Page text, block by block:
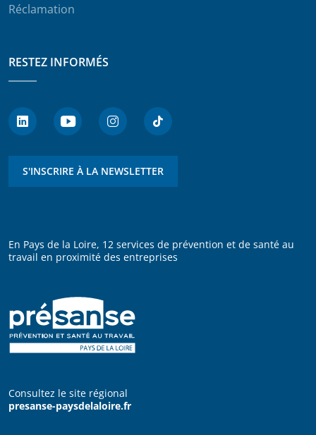
Réclamation
RESTEZ INFORMÉS
S'INSCRIRE À LA NEWSLETTER
En Pays de la Loire, 12 services de prévention et de santé au
travail en proximité des entreprises
Consultez le site régional
presanse-paysdelaloire.fr